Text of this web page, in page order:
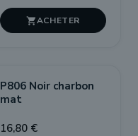

P806 Noir charbon
mat
16,80 €